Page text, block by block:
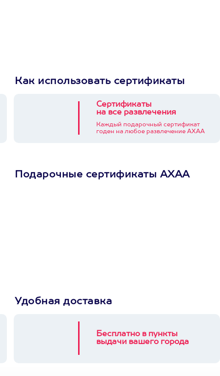
Как использовать сертификаты
Сертификаты
на все развлечения
Каждый подарочный сертификат
годен на любое развлечение АХАА
Подарочные сертификаты АХАА
Удобная доставка
Бесплатно в пункты
выдачи вашего города